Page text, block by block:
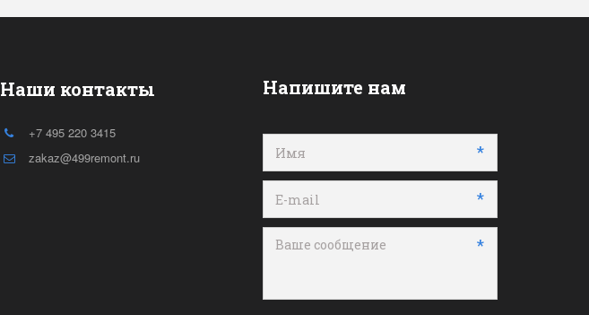
Наши контакты
+7 495 220 3415
zakaz@499remont.ru
Напишите нам
*
*
*